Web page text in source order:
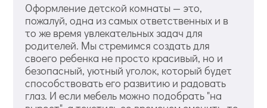
Оформление детской комнаты — это,
пожалуй, одна из самых ответственных и в
то же время увлекательных задач для
родителей. Мы стремимся создать для
своего ребенка не просто красивый, но и
безопасный, уютный уголок, который будет
способствовать его развитию и радовать
глаз. И если мебель можно подобрать "на